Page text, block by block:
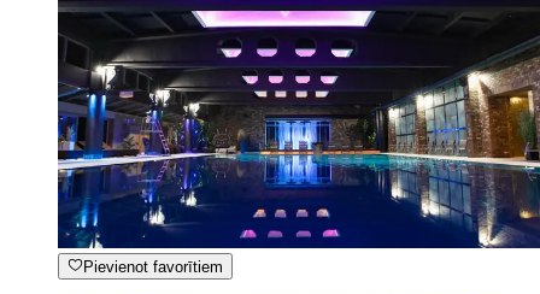
Pievienot favorītiem